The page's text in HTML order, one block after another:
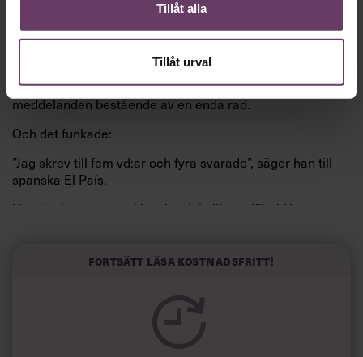
Tillåt alla
Tillåt urval
VD:AR KAN VARA SVÅRAatt nå och besvarar inte alltid
mejl från främlingar. Men studentenBen Horwitzpå
Harvard Business School kom på ett trick: Han skapade
en app som imiterar toppchefernas sätt att skriva, med
stavfel, utan hälsningsfraser och mycket kortfattade
meddelanden bestående av en enda rad.
Och det funkade:
”Jag skrev till fem vd:ar och fyra svarade”, säger han till
spanska El País.
Horwitz har nu utvecklat sitt trick till en affärsidé: appen
kortfattat slarviga vd-stilen.
Fortsätt läsa kostnadsfritt!